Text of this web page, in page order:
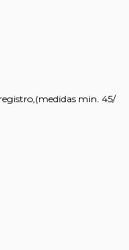
min. 45/